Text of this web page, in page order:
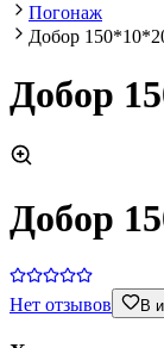
Погонаж
Добор
Добор
Добор
Нет отзывов В